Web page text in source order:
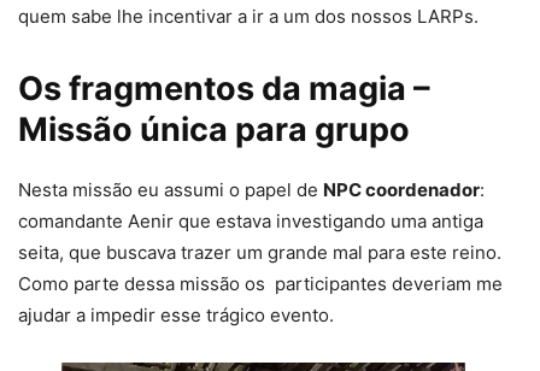
quem sabe lhe incentivar a ir a um dos nossos LARPs.
Os fragmentos da magia –
Missão única para grupo
Nesta missão eu assumi o papel de NPC coordenador:
comandante Aenir que estava investigando uma antiga
seita, que buscava trazer um grande mal para este reino.
Como parte dessa missão os participantes deveriam me
ajudar a impedir esse trágico evento.